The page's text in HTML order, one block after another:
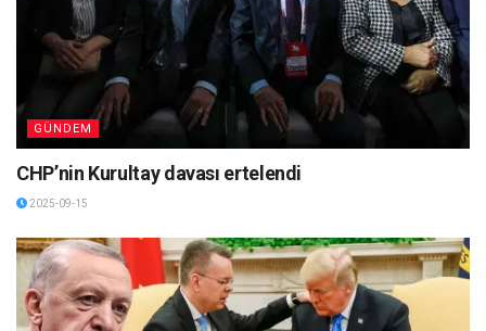
GÜNDEM
CHP’nin Kurultay davası ertelendi
2025-09-15